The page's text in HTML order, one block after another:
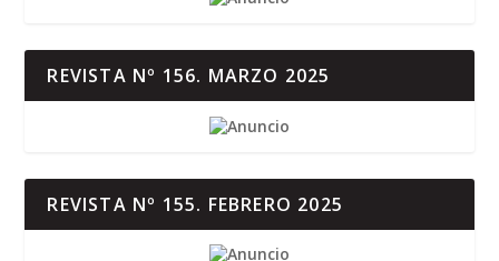
REVISTA Nº 156. MARZO 2025
REVISTA Nº 155. FEBRERO 2025